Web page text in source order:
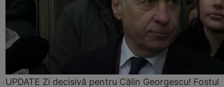
UPDATE Zi decisivă pentru Călin Georgescu! Fostul